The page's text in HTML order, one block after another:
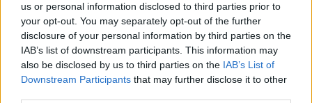
us or personal information disclosed to third parties prior to
your opt-out. You may separately opt-out of the further
disclosure of your personal information by third parties on the
IAB’s list of downstream participants. This information may
also be disclosed by us to third parties on the IAB’s List of
Downstream Participants that may further disclose it to other
Margherita Castiglioni At Nomad St.
Moritz_Francesco Zadora_Untitled_2026_Courtesy
Of The Artist_Photo By Riccardo Borgenni